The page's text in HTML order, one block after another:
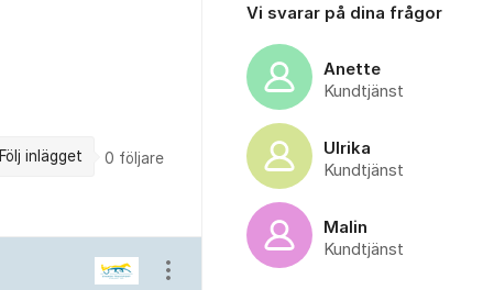
Följ inlägget 0 följare
Visa/dölj inställningar för inlägg/kommentar
Vi svarar på dina frågor
Anette
Kundtjänst
Ulrika
Kundtjänst
Malin
Kundtjänst